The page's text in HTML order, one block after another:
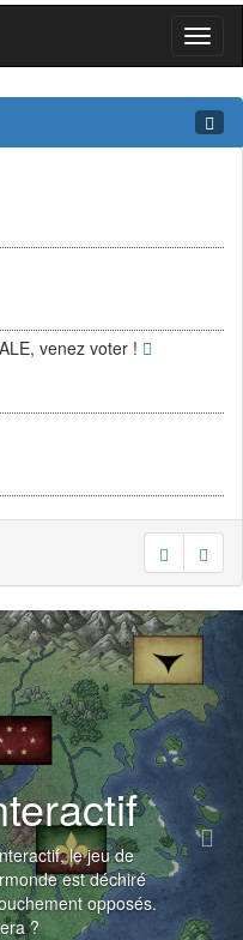
venez voter !
le jeu de
est déchiré
opposés.
?